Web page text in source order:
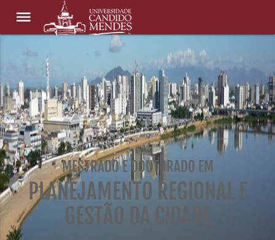
MESTRADO E DOUTORADO EM
PLANEJAMENTO REGIONAL E
GESTÃO DA CIDADE